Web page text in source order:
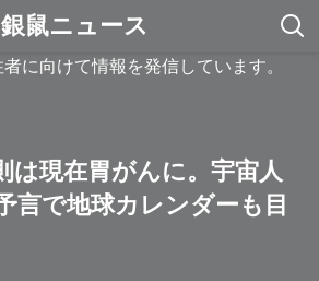
銀鼠ニュース
に向けて情報を発信しています。
は現在胃がんに。宇宙人
言で地球カレンダーも目